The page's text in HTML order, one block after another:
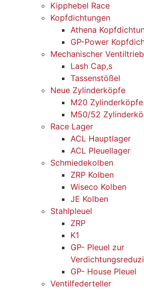
Kipphebel Race
Kopfdichtungen
Athena
GP-Power
Mechanischer Ventiltrieb
Lash Cap,s
Tassenstößel
Neue Zylinderköpfe
M20 Zylinderköpfe
M50/52
Race Lager
ACL Hauptlager
ACL Pleuellager
Schmiedekolben
ZRP Kolben
Wiseco Kolben
JE Kolben
Stahlpleuel
ZRP
K1
GP- Pleuel zur
GP- House Pleuel
Ventilfederteller